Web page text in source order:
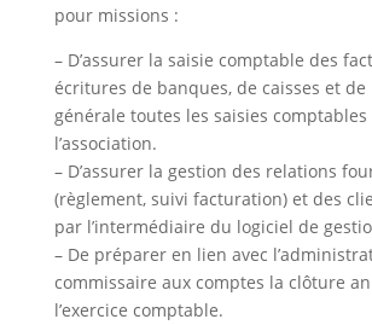
pour missions :
– D’assurer la saisie comptable des
écritures de banques, de caisses et de
générale toutes les saisies comptables
l’association.
– D’assurer la gestion des relations
(règlement, suivi facturation) et des
par l’intermédiaire du logiciel de
– De préparer en lien avec
commissaire aux comptes la clôture
l’exercice comptable.